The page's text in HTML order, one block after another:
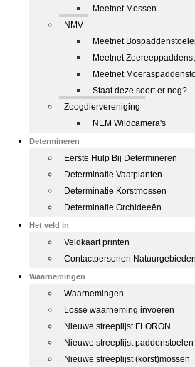
Meetnet Mossen
NMV
Meetnet
Meetnet
Meetnet
Staat deze soort er nog?
Zoogdiervereniging
NEM Wildcamera's
Determineren
Eerste Hulp Bij Determineren
Determinatie Vaatplanten
Determinatie Korstmossen
Determinatie Orchideeën
Het veld in
Veldkaart printen
Contactpersonen Natuurgebieden
Waarnemingen
Waarnemingen
Losse waarneming invoeren
Nieuwe streeplijst FLORON
Nieuwe streeplijst paddenstoelen
Nieuwe streeplijst (korst)mossen